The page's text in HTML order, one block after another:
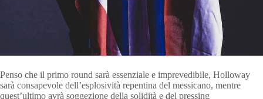
Penso che il primo round sarà essenziale e imprevedibile, Holloway
sarà consapevole dell’esplosività repentina del messicano, mentre
quest’ultimo avrà soggezione della solidità e del pressing